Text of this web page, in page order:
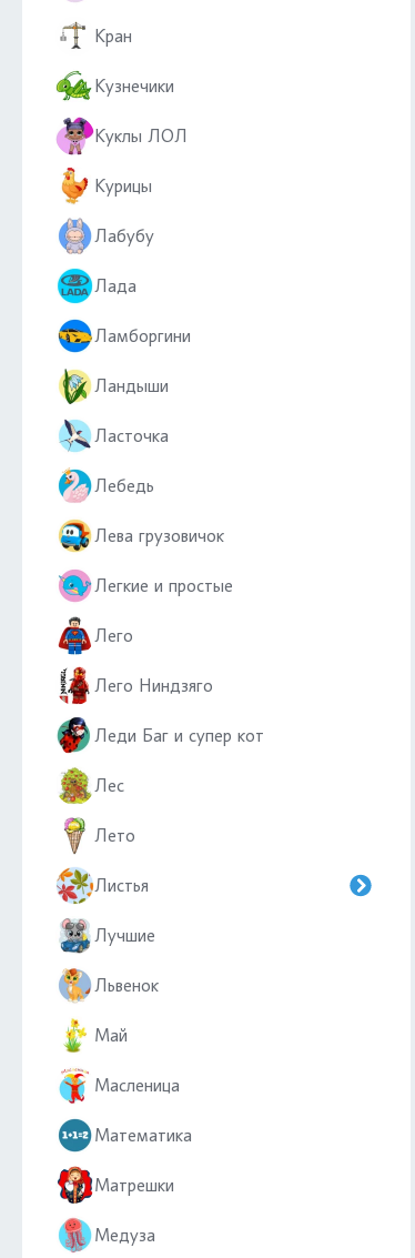
Кран
Кузнечики
Куклы ЛОЛ
Курицы
Лабубу
Лада
Ламборгини
Ландыши
Ласточка
Лебедь
Лева грузовичок
Легкие и простые
Лего
Лего Ниндзяго
Леди Баг и супер кот
Лес
Лето
Листья
Лучшие
Львенок
Май
Масленица
Математика
Матрешки
Медуза